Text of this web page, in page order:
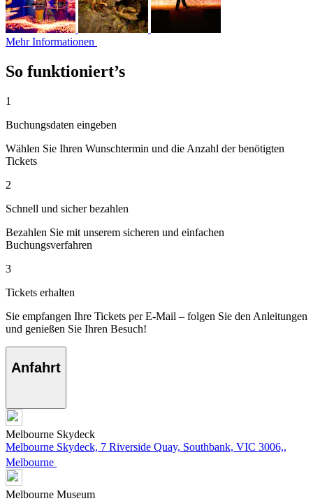
Mehr Informationen
So funktioniert’s
1
Buchungsdaten eingeben
Wählen Sie Ihren Wunschtermin und die Anzahl der benötigten
Tickets
2
Schnell und sicher bezahlen
Bezahlen Sie mit unserem sicheren und einfachen
Buchungsverfahren
3
Tickets erhalten
Sie empfangen Ihre Tickets per E-Mail – folgen Sie den Anleitungen
und genießen Sie Ihren Besuch!
Anfahrt
Melbourne Skydeck
Melbourne Skydeck, 7 Riverside Quay, Southbank, VIC 3006,,
Melbourne
Melbourne Museum